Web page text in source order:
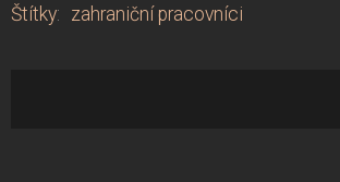
Štítky: zahraniční pracovníci